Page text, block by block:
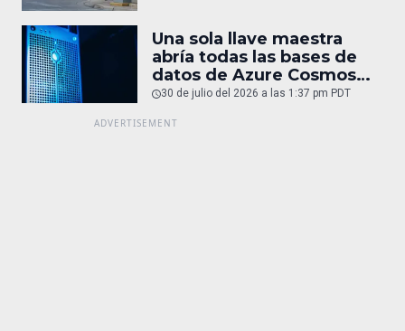
Una sola llave maestra
abría todas las bases de
datos de Azure Cosmos
DB
30 de julio del 2026 a las 1:37 pm PDT